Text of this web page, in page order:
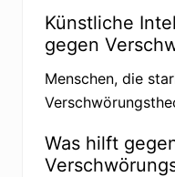
Künstliche
gegen
Menschen, die
Was hilft